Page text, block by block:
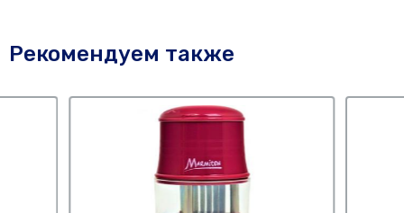
Рекомендуем также